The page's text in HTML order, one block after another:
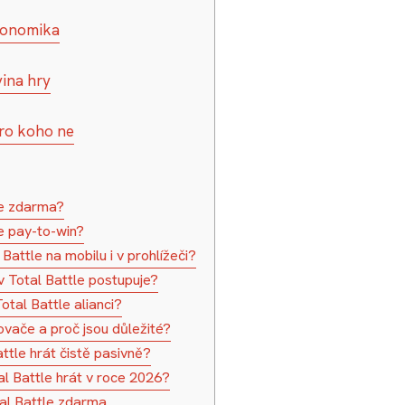
hry
koho ne
zdarma?
pay-to-win?
na mobilu i v prohlížeči?
Total Battle postupuje?
Battle alianci?
a proč jsou důležité?
hrát čistě pasivně?
Battle hrát v roce 2026?